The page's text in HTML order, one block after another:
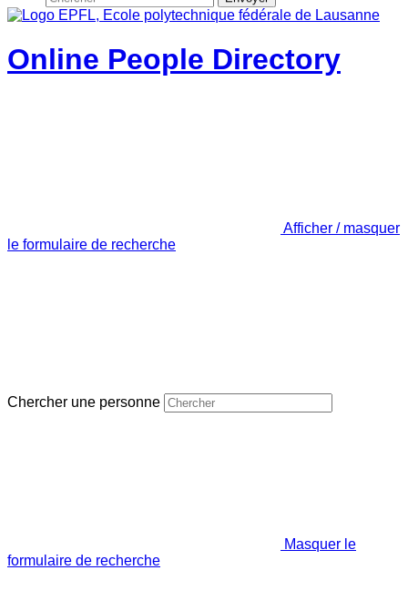
Online People Directory
Afficher / masquer
le formulaire de recherche
Chercher une personne
Masquer le
formulaire de recherche